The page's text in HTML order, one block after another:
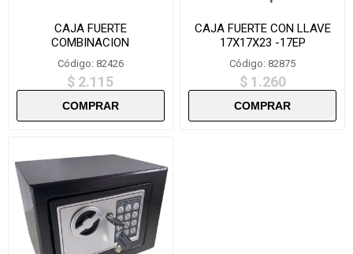
CAJA FUERTE
COMBINACION
20X31X20CM-T20
Código: 82426
$ 2.115
CAJA FUERTE CON LLAVE
17X17X23 -17EP
Código: 82875
$ 1.260